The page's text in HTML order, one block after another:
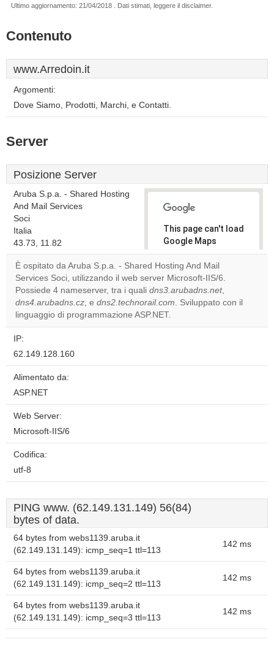
Ultimo aggiornamento: 21/04/2018 . Dati stimati, leggere il disclaimer.
Contenuto
www.Arredoin.it
Argomenti:
Dove Siamo, Prodotti, Marchi, e Contatti.
Server
Posizione Server
Aruba S.p.a. - Shared Hosting
And Mail Services
Soci
Italia
43.73, 11.82
This page can't load
Google Maps
correctly.
Do you
own this
website?
È ospitato da Aruba S.p.a. - Shared Hosting And Mail
Services Soci, utilizzando il web server Microsoft-IIS/6.
Possiede 4 nameserver, tra i quali dns3.arubadns.net,
dns4.arubadns.cz, e dns2.technorail.com. Sviluppato con il
linguaggio di programmazione ASP.NET.
IP:
62.149.128.160
Alimentato da:
ASP.NET
Web Server:
Microsoft-IIS/6
Codifica:
utf-8
PING www. (62.149.131.149) 56(84)
bytes of data.
64 bytes from webs1139.aruba.it
(62.149.131.149): icmp_seq=1 ttl=113
142 ms
64 bytes from webs1139.aruba.it
(62.149.131.149): icmp_seq=2 ttl=113
142 ms
64 bytes from webs1139.aruba.it
(62.149.131.149): icmp_seq=3 ttl=113
142 ms